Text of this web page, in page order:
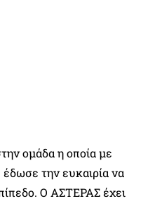
ομάδα η οποία με
την ευκαιρία να
Ο ΑΣΤΕΡΑΣ έχει